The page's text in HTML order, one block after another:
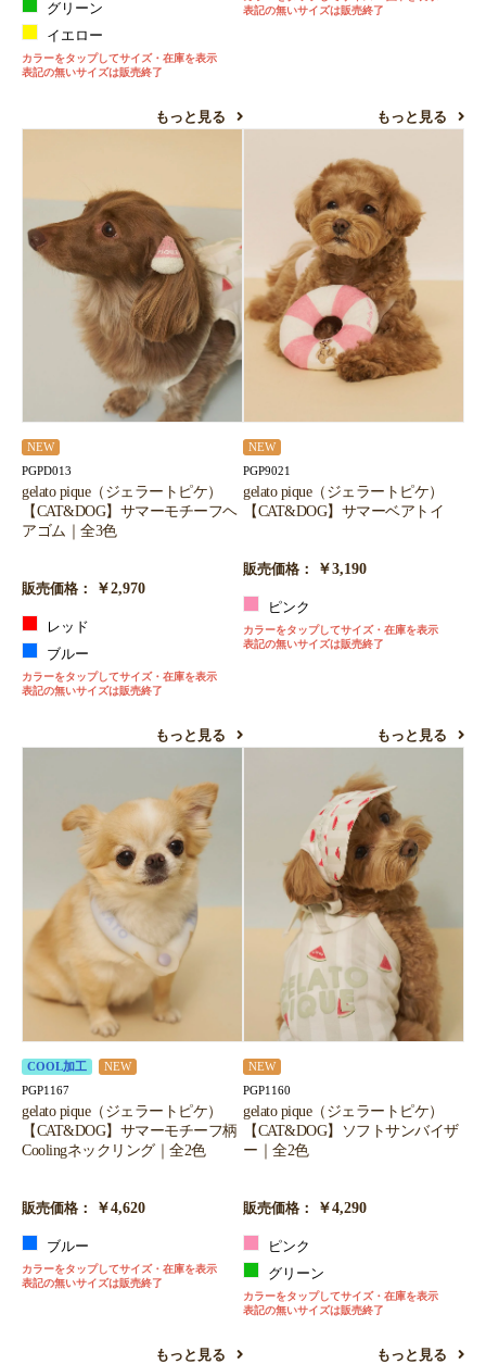
グリーン
イエロー
カラーをタップしてサイズ・在庫を表示
表記の無いサイズは販売終了
もっと見る
表記の無いサイズは販売終了
もっと見る
NEW
PGPD013
gelato pique（ジェラートピケ）
【CAT&DOG】サマーモチーフヘ
アゴム｜全3色
販売価格： ￥2,970
レッド
ブルー
カラーをタップしてサイズ・在庫を表示
表記の無いサイズは販売終了
もっと見る
NEW
PGP9021
gelato pique（ジェラートピケ）
【CAT&DOG】サマーベアトイ
販売価格： ￥3,190
ピンク
カラーをタップしてサイズ・在庫を表示
表記の無いサイズは販売終了
もっと見る
COOL加工 NEW
PGP1167
gelato pique（ジェラートピケ）
【CAT&DOG】サマーモチーフ柄
Coolingネックリング｜全2色
販売価格： ￥4,620
ブルー
カラーをタップしてサイズ・在庫を表示
表記の無いサイズは販売終了
もっと見る
NEW
PGP1160
gelato pique（ジェラートピケ）
【CAT&DOG】ソフトサンバイザ
ー｜全2色
販売価格： ￥4,290
ピンク
グリーン
カラーをタップしてサイズ・在庫を表示
表記の無いサイズは販売終了
もっと見る